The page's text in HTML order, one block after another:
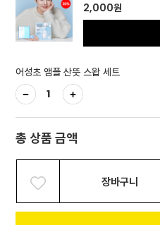
2,000원
어성초 앰플 산뜻 스왑 세트
총 상품 금액
장바구니